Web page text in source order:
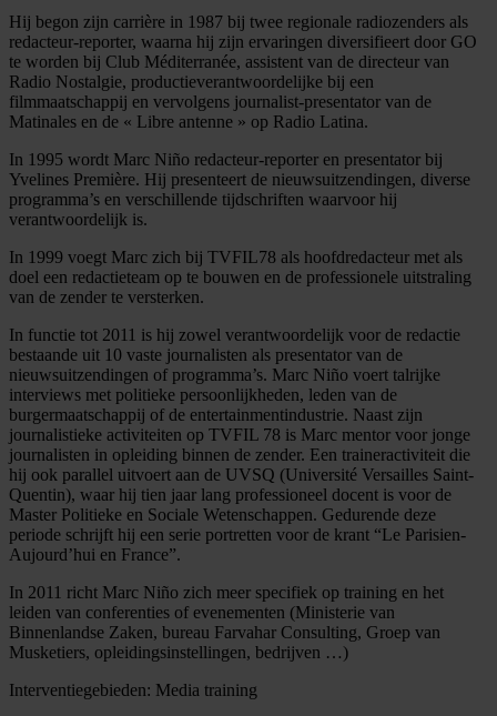
Hij begon zijn carrière in 1987 bij twee regionale radiozenders als
redacteur-reporter, waarna hij zijn ervaringen diversifieert door GO
te worden bij Club Méditerranée, assistent van de directeur van
Radio Nostalgie, productieverantwoordelijke bij een
filmmaatschappij en vervolgens journalist-presentator van de
Matinales en de « Libre antenne » op Radio Latina.
In 1995 wordt Marc Niño redacteur-reporter en presentator bij
Yvelines Première. Hij presenteert de nieuwsuitzendingen, diverse
programma’s en verschillende tijdschriften waarvoor hij
verantwoordelijk is.
In 1999 voegt Marc zich bij TVFIL78 als hoofdredacteur met als
doel een redactieteam op te bouwen en de professionele uitstraling
van de zender te versterken.
In functie tot 2011 is hij zowel verantwoordelijk voor de redactie
bestaande uit 10 vaste journalisten als presentator van de
nieuwsuitzendingen of programma’s. Marc Niño voert talrijke
interviews met politieke persoonlijkheden, leden van de
burgermaatschappij of de entertainmentindustrie. Naast zijn
journalistieke activiteiten op TVFIL 78 is Marc mentor voor jonge
journalisten in opleiding binnen de zender. Een traineractiviteit die
hij ook parallel uitvoert aan de UVSQ (Université Versailles Saint-
Quentin), waar hij tien jaar lang professioneel docent is voor de
Master Politieke en Sociale Wetenschappen. Gedurende deze
periode schrijft hij een serie portretten voor de krant “Le Parisien-
Aujourd’hui en France”.
In 2011 richt Marc Niño zich meer specifiek op training en het
leiden van conferenties of evenementen (Ministerie van
Binnenlandse Zaken, bureau Farvahar Consulting, Groep van
Musketiers, opleidingsinstellingen, bedrijven …)
Interventiegebieden: Media training